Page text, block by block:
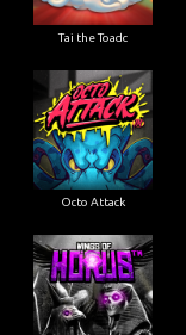
Tai the Toadc
Octo Attack